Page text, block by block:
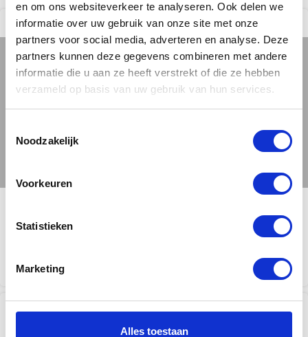
en om ons websiteverkeer te analyseren. Ook delen we
informatie over uw gebruik van onze site met onze
partners voor social media, adverteren en analyse. Deze
partners kunnen deze gegevens combineren met andere
informatie die u aan ze heeft verstrekt of die ze hebben
verzameld op basis van uw gebruik van hun services.
Noodzakelijk
Voorkeuren
Statistieken
Marketing
Alles toestaan
Steektrap vuren
995,00 incl. BTW
Keepboom steektrap
incl. BTW